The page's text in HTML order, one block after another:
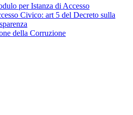
per Istanza di Accesso
Civico: art 5 del Decreto sulla
della Corruzione